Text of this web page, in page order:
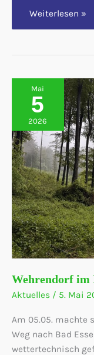
Bad
sucht
Weiterlesen »
Mai
5
2026
Wehrendorf im
Aktuelles / 5. Mai
Am 05.05. machte
Weg nach Bad
wettertechnisch